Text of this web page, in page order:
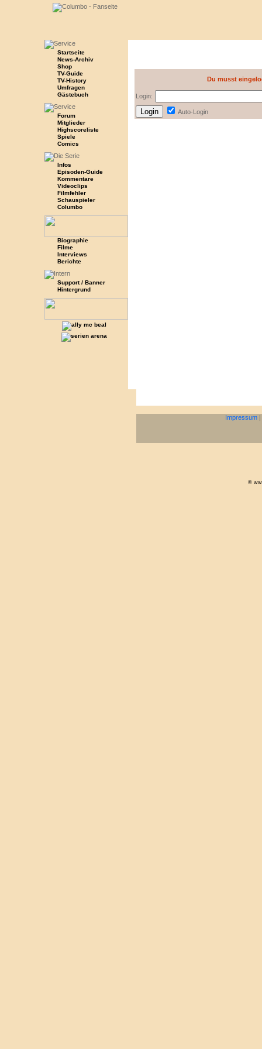
Startseite
News-Archiv
Shop
TV-Guide
TV-History
Umfragen
Gästebuch
Forum
Mitglieder
Highscoreliste
Spiele
Comics
Infos
Episoden-Guide
Kommentare
Videoclips
Filmfehler
Schauspieler
Columbo
Biographie
Filme
Interviews
Berichte
Support / Banner
Hintergrund
Du musst
Login:
Auto-Login
Impressum |
©